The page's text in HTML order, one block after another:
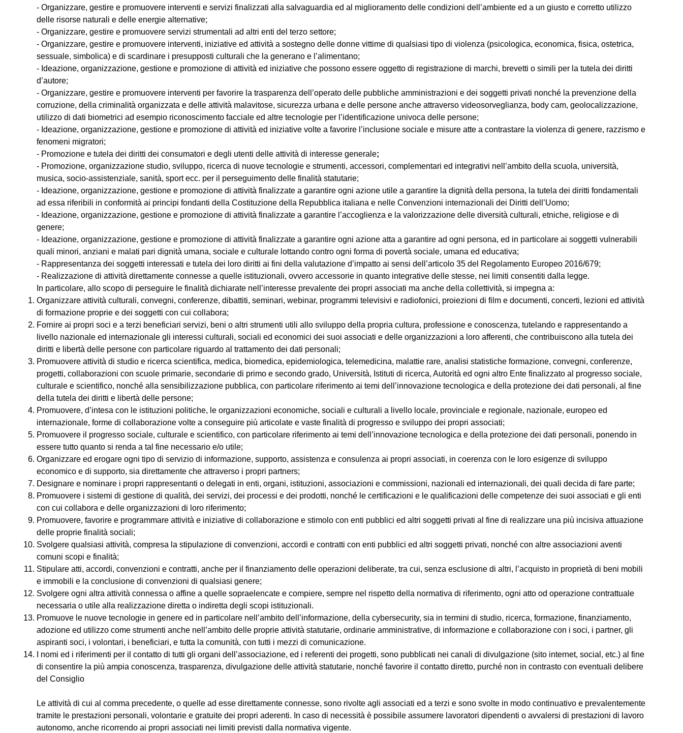
- Organizzare, gestire e promuovere interventi e servizi finalizzati alla salvaguardia ed al miglioramento delle condizioni dell’ambiente ed a un giusto e corretto utilizzo
delle risorse naturali e delle energie alternative;
- Organizzare, gestire e promuovere servizi strumentali ad altri enti del terzo settore;
- Organizzare, gestire e promuovere interventi, iniziative ed attività a sostegno delle donne vittime di qualsiasi tipo di violenza (psicologica, economica, fisica, ostetrica,
sessuale, simbolica) e di scardinare i presupposti culturali che la generano e l’alimentano;
- Ideazione, organizzazione, gestione e promozione di attività ed iniziative che possono essere oggetto di registrazione di marchi, brevetti o simili per la tutela dei diritti
d’autore;
- Organizzare, gestire e promuovere interventi per favorire la trasparenza dell’operato delle pubbliche amministrazioni e dei soggetti privati nonché la prevenzione della
corruzione, della criminalità organizzata e delle attività malavitose, sicurezza urbana e delle persone anche attraverso videosorveglianza, body cam, geolocalizzazione,
utilizzo di dati biometrici ad esempio riconoscimento facciale ed altre tecnologie per l’identificazione univoca delle persone;
- Ideazione, organizzazione, gestione e promozione di attività ed iniziative volte a favorire l’inclusione sociale e misure atte a contrastare la violenza di genere, razzismo e
fenomeni migratori;
- Promozione e tutela dei diritti dei consumatori e degli utenti delle attività di interesse generale;
- Promozione, organizzazione studio, sviluppo, ricerca di nuove tecnologie e strumenti, accessori, complementari ed integrativi nell’ambito della scuola, università,
musica, socio-assistenziale, sanità, sport ecc. per il perseguimento delle finalità statutarie;
- Ideazione, organizzazione, gestione e promozione di attività finalizzate a garantire ogni azione utile a garantire la dignità della persona, la tutela dei diritti fondamentali
ad essa riferibili in conformità ai principi fondanti della Costituzione della Repubblica italiana e nelle Convenzioni internazionali dei Diritti dell’Uomo;
- Ideazione, organizzazione, gestione e promozione di attività finalizzate a garantire l’accoglienza e la valorizzazione delle diversità culturali, etniche, religiose e di
genere;
- Ideazione, organizzazione, gestione e promozione di attività finalizzate a garantire ogni azione atta a garantire ad ogni persona, ed in particolare ai soggetti vulnerabili
quali minori, anziani e malati pari dignità umana, sociale e culturale lottando contro ogni forma di povertà sociale, umana ed educativa;
- Rappresentanza dei soggetti interessati e tutela dei loro diritti ai fini della valutazione d’impatto ai sensi dell’articolo 35 del Regolamento Europeo 2016/679;
- Realizzazione di attività direttamente connesse a quelle istituzionali, ovvero accessorie in quanto integrative delle stesse, nei limiti consentiti dalla legge.
In particolare, allo scopo di perseguire le finalità dichiarate nell’interesse prevalente dei propri associati ma anche della collettività, si impegna a:
Organizzare attività culturali, convegni, conferenze, dibattiti, seminari, webinar, programmi televisivi e radiofonici, proiezioni di film e documenti, concerti, lezioni ed attività
di formazione proprie e dei soggetti con cui collabora;
Fornire ai propri soci e a terzi beneficiari servizi, beni o altri strumenti utili allo sviluppo della propria cultura, professione e conoscenza, tutelando e rappresentando a
livello nazionale ed internazionale gli interessi culturali, sociali ed economici dei suoi associati e delle organizzazioni a loro afferenti, che contribuiscono alla tutela dei
diritti e libertà delle persone con particolare riguardo al trattamento dei dati personali;
Promuovere attività di studio e ricerca scientifica, medica, biomedica, epidemiologica, telemedicina, malattie rare, analisi statistiche formazione, convegni, conferenze,
progetti, collaborazioni con scuole primarie, secondarie di primo e secondo grado, Università, Istituti di ricerca, Autorità ed ogni altro Ente finalizzato al progresso sociale,
culturale e scientifico, nonché alla sensibilizzazione pubblica, con particolare riferimento ai temi dell’innovazione tecnologica e della protezione dei dati personali, al fine
della tutela dei diritti e libertà delle persone;
Promuovere, d’intesa con le istituzioni politiche, le organizzazioni economiche, sociali e culturali a livello locale, provinciale e regionale, nazionale, europeo ed
internazionale, forme di collaborazione volte a conseguire più articolate e vaste finalità di progresso e sviluppo dei propri associati;
Promuovere il progresso sociale, culturale e scientifico, con particolare riferimento ai temi dell’innovazione tecnologica e della protezione dei dati personali, ponendo in
essere tutto quanto si renda a tal fine necessario e/o utile;
Organizzare ed erogare ogni tipo di servizio di informazione, supporto, assistenza e consulenza ai propri associati, in coerenza con le loro esigenze di sviluppo
economico e di supporto, sia direttamente che attraverso i propri partners;
Designare e nominare i propri rappresentanti o delegati in enti, organi, istituzioni, associazioni e commissioni, nazionali ed internazionali, dei quali decida di fare parte;
Promuovere i sistemi di gestione di qualità, dei servizi, dei processi e dei prodotti, nonché le certificazioni e le qualificazioni delle competenze dei suoi associati e gli enti
con cui collabora e delle organizzazioni di loro riferimento;
Promuovere, favorire e programmare attività e iniziative di collaborazione e stimolo con enti pubblici ed altri soggetti privati al fine di realizzare una più incisiva attuazione
delle proprie finalità sociali;
Svolgere qualsiasi attività, compresa la stipulazione di convenzioni, accordi e contratti con enti pubblici ed altri soggetti privati, nonché con altre associazioni aventi
comuni scopi e finalità;
Stipulare atti, accordi, convenzioni e contratti, anche per il finanziamento delle operazioni deliberate, tra cui, senza esclusione di altri, l’acquisto in proprietà di beni mobili
e immobili e la conclusione di convenzioni di qualsiasi genere;
Svolgere ogni altra attività connessa o affine a quelle sopraelencate e compiere, sempre nel rispetto della normativa di riferimento, ogni atto od operazione contrattuale
necessaria o utile alla realizzazione diretta o indiretta degli scopi istituzionali.
Promuove le nuove tecnologie in genere ed in particolare nell’ambito dell’informazione, della cybersecurity, sia in termini di studio, ricerca, formazione, finanziamento,
adozione ed utilizzo come strumenti anche nell’ambito delle proprie attività statutarie, ordinarie amministrative, di informazione e collaborazione con i soci, i partner, gli
aspiranti soci, i volontari, i beneficiari, e tutta la comunità, con tutti i mezzi di comunicazione.
I nomi ed i riferimenti per il contatto di tutti gli organi dell’associazione, ed i referenti dei progetti, sono pubblicati nei canali di divulgazione (sito internet, social, etc.) al fine
di consentire la più ampia conoscenza, trasparenza, divulgazione delle attività statutarie, nonché favorire il contatto diretto, purché non in contrasto con eventuali delibere
del Consiglio
Le attività di cui al comma precedente, o quelle ad esse direttamente connesse, sono rivolte agli associati ed a terzi e sono svolte in modo continuativo e prevalentemente
tramite le prestazioni personali, volontarie e gratuite dei propri aderenti. In caso di necessità è possibile assumere lavoratori dipendenti o avvalersi di prestazioni di lavoro
autonomo, anche ricorrendo ai propri associati nei limiti previsti dalla normativa vigente.